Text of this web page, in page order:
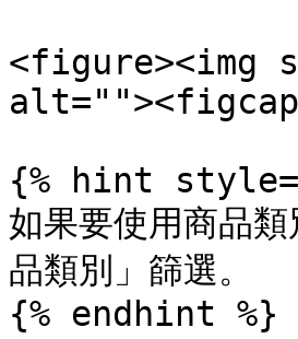
<figure><img
{% hint
如果要使用商品
品類別」篩選。
{% endhint %}